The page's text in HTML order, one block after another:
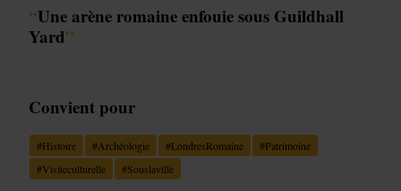
“Une arène romaine enfouie sous Guildhall
Yard”
Convient pour
#Histoire #Archéologie #LondresRomaine #Patrimoine
#Visiteculturelle #Souslaville